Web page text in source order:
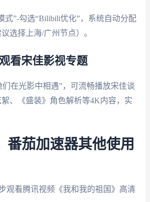
式”-勾选“Bilibili优化”，系统自动分配
选择上海/广州节点）。
看宋佳影视专题
在光影中相遇”，可流畅播放宋佳谈
、《盛装》角色解析等4K内容，实
番茄加速器其他使用
观看腾讯视频《我和我的祖国》高清